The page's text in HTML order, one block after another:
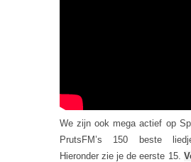
We zijn ook mega actief op
PrutsFM’s 150 beste
Hieronder zie je de eerste 15.